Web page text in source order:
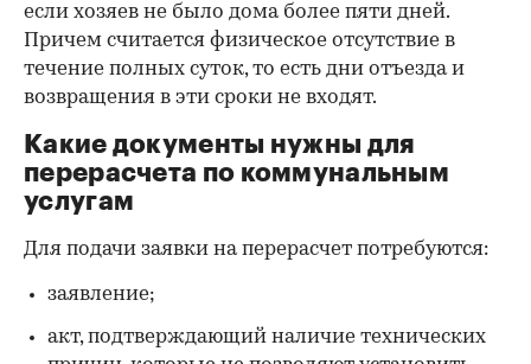
если хозяев не было дома более пяти дней.
Причем считается физическое отсутствие в
течение полных суток, то есть дни отъезда и
возвращения в эти сроки не входят.
Какие документы нужны для
перерасчета по коммунальным
услугам
Для подачи заявки на перерасчет потребуются:
заявление;
акт, подтверждающий наличие технических